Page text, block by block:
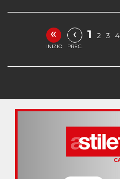
«
INIZIO
‹
PREC.
1 2 3 4